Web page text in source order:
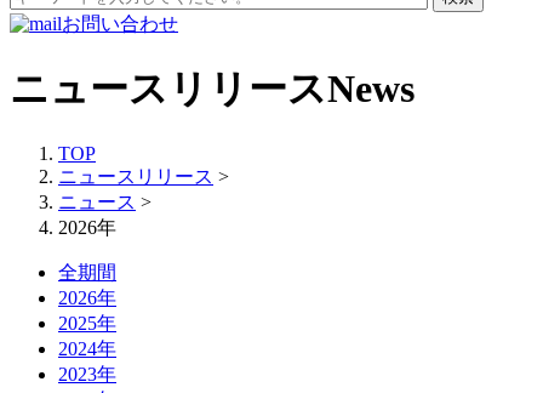
お問い合わせ
ニュースリリースNews
TOP
ニュースリリース >
ニュース >
2026年
全期間
2026年
2025年
2024年
2023年